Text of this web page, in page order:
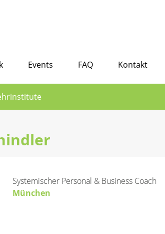
Events FAQ Kontakt
Systemischer Personal & Business Coach
München